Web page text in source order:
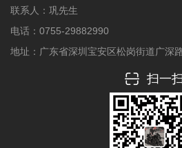
联系人：巩先生
电话：0755-29882990
地址：广东省深圳宝安区松岗街道广深
扫一